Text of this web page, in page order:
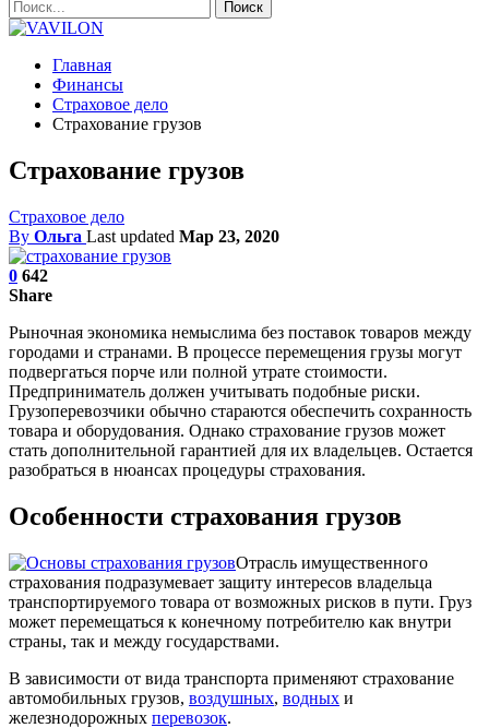
Главная
Финансы
Страховое дело
Страхование грузов
Страхование грузов
Страховое дело
By Ольга Last updated Мар 23, 2020
0 642
Share
Рыночная экономика немыслима без поставок товаров между
городами и странами. В процессе перемещения грузы могут
подвергаться порче или полной утрате стоимости.
Предприниматель должен учитывать подобные риски.
Грузоперевозчики обычно стараются обеспечить сохранность
товара и оборудования. Однако страхование грузов может
стать дополнительной гарантией для их владельцев. Остается
разобраться в нюансах процедуры страхования.
Особенности страхования грузов
Отрасль имущественного
страхования подразумевает защиту интересов владельца
транспортируемого товара от возможных рисков в пути. Груз
может перемещаться к конечному потребителю как внутри
страны, так и между государствами.
В зависимости от вида транспорта применяют страхование
автомобильных грузов, воздушных, водных и
железнодорожных перевозок.